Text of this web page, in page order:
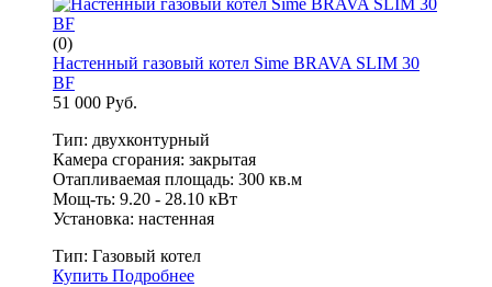
(0)
Настенный газовый котел Sime BRAVA SLIM 30
BF
51 000 Руб.
Тип: двухконтурный
Камера сгорания: закрытая
Отапливаемая площадь: 300 кв.м
Мощ-ть: 9.20 - 28.10 кВт
Установка: настенная
Тип: Газовый котел
Купить Подробнее